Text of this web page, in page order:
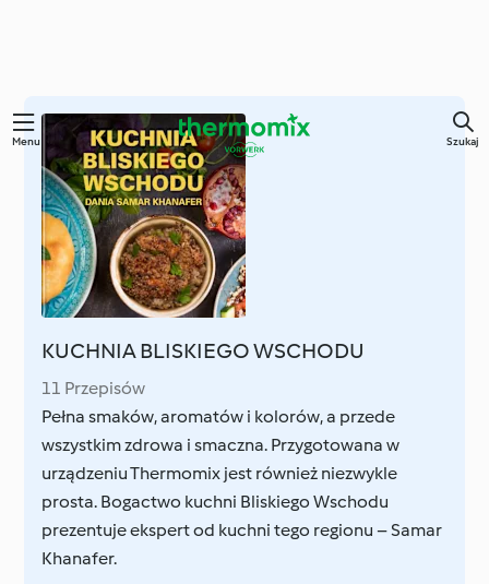
Przejdź
głównej
treści
Menu Szukaj
KUCHNIA BLISKIEGO WSCHODU
11 Przepisów
Pełna smaków, aromatów i kolorów, a przede
wszystkim zdrowa i smaczna. Przygotowana w
urządzeniu Thermomix jest również niezwykle
prosta. Bogactwo kuchni Bliskiego Wschodu
prezentuje ekspert od kuchni tego regionu – Samar
Khanafer.